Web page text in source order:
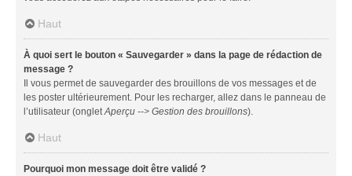
Haut
À quoi sert le bouton « Sauvegarder » dans la page de rédaction de
message ?
Il vous permet de sauvegarder des brouillons de vos messages et de
les poster ultérieurement. Pour les recharger, allez dans le panneau de
l’utilisateur (ongletAperçu --> Gestion des brouillons).
Haut
Pourquoi mon message doit être validé ?